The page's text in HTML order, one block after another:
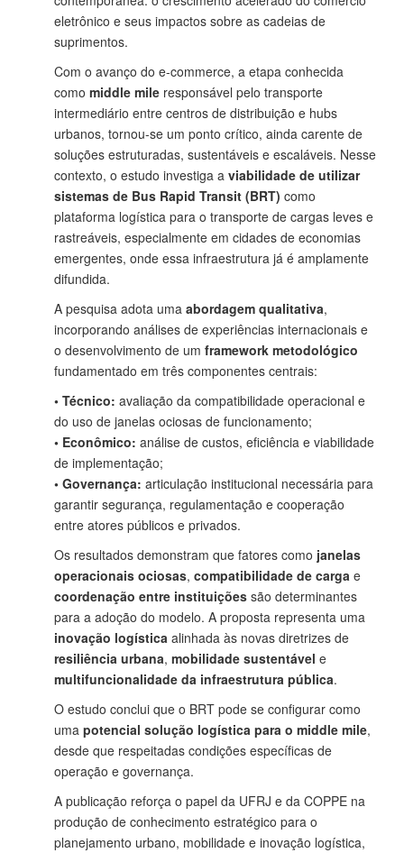
eletrônico e seus impactos sobre as cadeias de
suprimentos.
Com o avanço do e-commerce, a etapa conhecida
como middle mile responsável pelo transporte
intermediário entre centros de distribuição e hubs
urbanos, tornou-se um ponto crítico, ainda carente de
soluções estruturadas, sustentáveis e escaláveis. Nesse
contexto, o estudo investiga a viabilidade de utilizar
sistemas de Bus Rapid Transit (BRT) como
plataforma logística para o transporte de cargas leves e
rastreáveis, especialmente em cidades de economias
emergentes, onde essa infraestrutura já é amplamente
difundida.
A pesquisa adota uma abordagem qualitativa,
incorporando análises de experiências internacionais e
o desenvolvimento de um framework metodológico
fundamentado em três componentes centrais:
• Técnico: avaliação da compatibilidade operacional e
do uso de janelas ociosas de funcionamento;
• Econômico: análise de custos, eficiência e viabilidade
de implementação;
• Governança: articulação institucional necessária para
garantir segurança, regulamentação e cooperação
entre atores públicos e privados.
Os resultados demonstram que fatores como janelas
operacionais ociosas, compatibilidade de carga e
coordenação entre instituições são determinantes
para a adoção do modelo. A proposta representa uma
inovação logística alinhada às novas diretrizes de
resiliência urbana, mobilidade sustentável e
multifuncionalidade da infraestrutura pública.
O estudo conclui que o BRT pode se configurar como
uma potencial solução logística para o middle mile,
desde que respeitadas condições específicas de
operação e governança.
A publicação reforça o papel da UFRJ e da COPPE na
produção de conhecimento estratégico para o
planejamento urbano, mobilidade e inovação logística,